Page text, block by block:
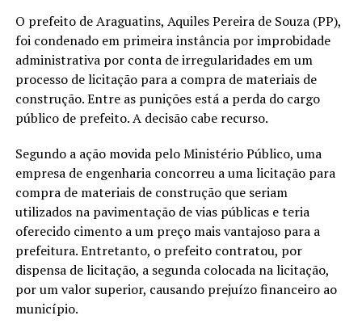
O prefeito de Araguatins, Aquiles Pereira de Souza (PP),
foi condenado em primeira instância por improbidade
administrativa por conta de irregularidades em um
processo de licitação para a compra de materiais de
construção. Entre as punições está a perda do cargo
público de prefeito. A decisão cabe recurso.
Segundo a ação movida pelo Ministério Público, uma
empresa de engenharia concorreu a uma licitação para
compra de materiais de construção que seriam
utilizados na pavimentação de vias públicas e teria
oferecido cimento a um preço mais vantajoso para a
prefeitura. Entretanto, o prefeito contratou, por
dispensa de licitação, a segunda colocada na licitação,
por um valor superior, causando prejuízo financeiro ao
município.